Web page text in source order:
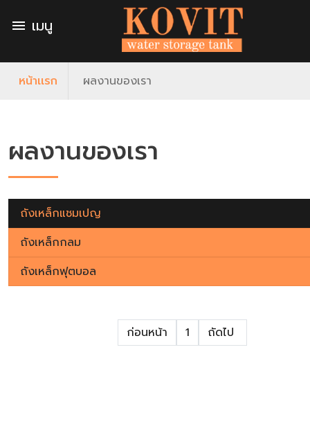
menu เมนู
หน้าเเรก ผลงานของเรา
ผลงานของเรา
ถังเหล็กแชมเปญ
ถังเหล็กกลม
ถังเหล็กฟุตบอล
ก่อนหน้า 1 ถัดไป